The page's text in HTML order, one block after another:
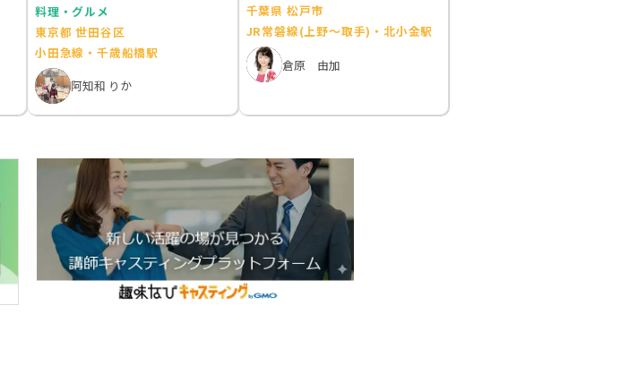
料理・グルメ
東京都 世田谷区
小田急線・千歳船橋駅
阿知和 りか
千葉県 松戸市
JR常磐線(上野～取手)・北小金駅
倉原 由加